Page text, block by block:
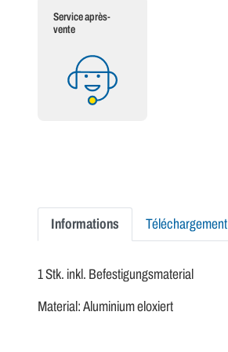
Service après-
vente
Informations Téléchargement
1 Stk. inkl. Befestigungsmaterial
Material: Aluminium eloxiert